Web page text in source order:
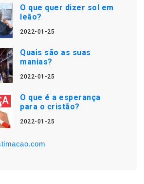
O que quer dizer sol em
leão?
2022-01-25
Quais são as suas
manias?
2022-01-25
O que é a esperança
para o cristão?
2022-01-25